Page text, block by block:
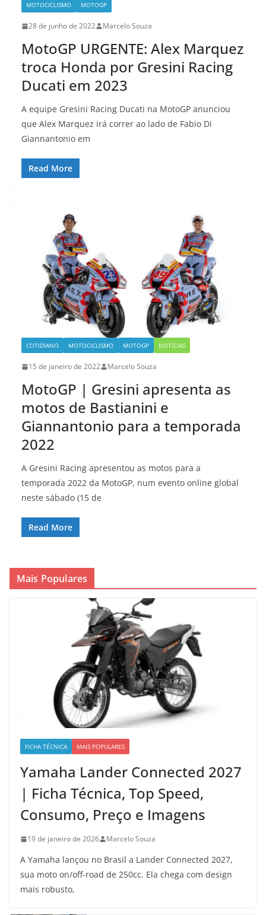
MOTOCICLISMO MOTOGP
28 de junho de 2022 Marcelo Souza
MotoGP URGENTE: Alex Marquez
troca Honda por Gresini Racing
Ducati em 2023
A equipe Gresini Racing Ducati na MotoGP anunciou
que Alex Marquez irá correr ao lado de Fabio Di
Giannantonio em
Read More
COTIDIANO MOTOCICLISMO MOTOGP NOTÍCIAS
15 de janeiro de 2022 Marcelo Souza
MotoGP | Gresini apresenta as
motos de Bastianini e
Giannantonio para a temporada
2022
A Gresini Racing apresentou as motos para a
temporada 2022 da MotoGP, num evento online global
neste sábado (15 de
Read More
Mais Populares
FICHA TÉCNICA MAIS POPULARES
Yamaha Lander Connected 2027
| Ficha Técnica, Top Speed,
Consumo, Preço e Imagens
19 de janeiro de 2026 Marcelo Souza
A Yamaha lançou no Brasil a Lander Connected 2027,
sua moto on/off-road de 250cc. Ela chega com design
mais robusto,